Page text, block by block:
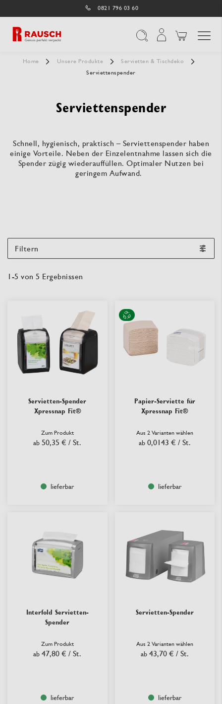
0821 796 03 60
Home Unsere Produkte
Servietten & Tischdeko
Serviettenspender
Serviettenspender
Schnell, hygienisch, praktisch – Serviettenspender haben
einige Vorteile. Neben der Einzelentnahme lassen sich die
Spender zügig wiederauffüllen. Optimaler Nutzen bei
geringem Aufwand.
1 -5 von 5 Ergebnissen
Servietten-Spender
Xpressnap Fit®
Zum Produkt
ab 50,35 € / St.
lieferbar
Papier-Serviette für
Xpressnap Fit®
Aus 2 Varianten wählen
ab 0,0143 € / St.
lieferbar
Interfold Servietten-
Spender
Zum Produkt
ab 47,80 € / St.
lieferbar
Servietten-Spender
Aus 2 Varianten wählen
ab 43,70 € / St.
lieferbar
Filtern